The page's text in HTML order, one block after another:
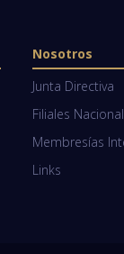
Nosotros
Junta Directiva
Filiales
Membresías
Links